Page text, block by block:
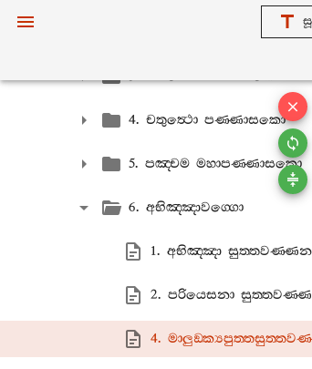
3. තතියො පණ‍්ණාසකො
4. චතුත්‍ථො පණ‍්ණාසකො
5. පඤ‍්චම මහාපණ‍්ණාසකො
6. අභිඤ‍්ඤාවග‍්ගො
1. අභිඤ‍්ඤා
2. පරියෙසනා
4.